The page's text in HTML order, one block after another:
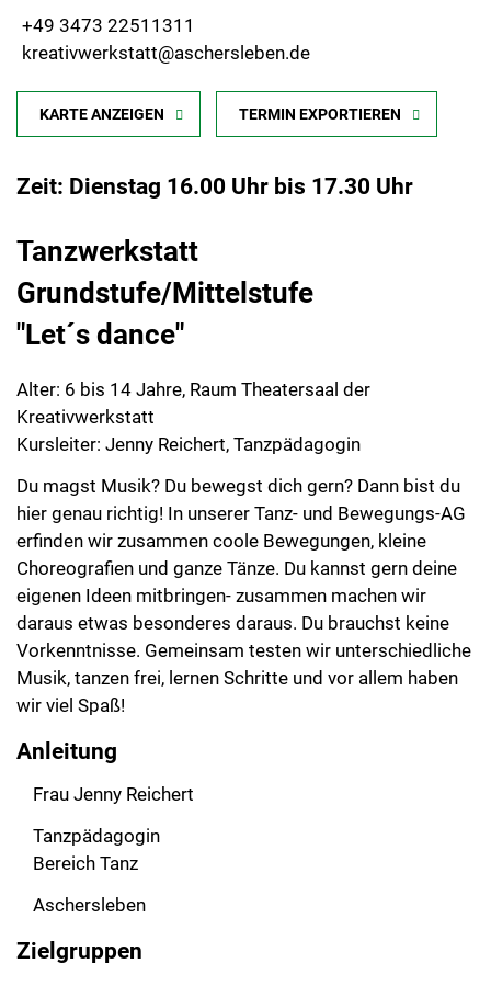
+49 3473 22511311
kreativwerkstatt@aschersleben.de
KARTE ANZEIGEN TERMIN EXPORTIEREN
Zeit: Dienstag 16.00 Uhr bis 17.30 Uhr
Tanzwerkstatt
Grundstufe/Mittelstufe
"Let´s dance"
Alter: 6 bis 14 Jahre, Raum Theatersaal der
Kreativwerkstatt
Kursleiter: Jenny Reichert, Tanzpädagogin
Du magst Musik? Du bewegst dich gern? Dann bist du
hier genau richtig! In unserer Tanz- und Bewegungs-AG
erfinden wir zusammen coole Bewegungen, kleine
Choreografien und ganze Tänze. Du kannst gern deine
eigenen Ideen mitbringen- zusammen machen wir
daraus etwas besonderes daraus. Du brauchst keine
Vorkenntnisse. Gemeinsam testen wir unterschiedliche
Musik, tanzen frei, lernen Schritte und vor allem haben
wir viel Spaß!
Anleitung
Frau Jenny Reichert
Tanzpädagogin
Bereich Tanz
Aschersleben
Zielgruppen